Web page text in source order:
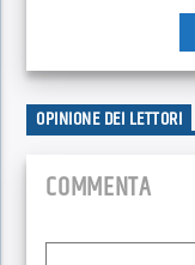
OPINIONE DEI LETTORI
COMMENTA